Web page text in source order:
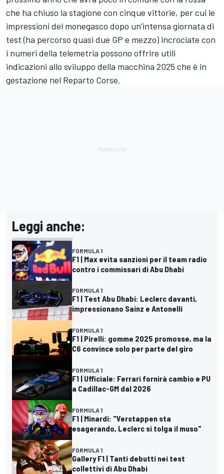
che ha chiuso la stagione con cinque vittorie, per cui le
impressioni del monegasco dopo un’intensa giornata di
test (ha percorso quasi due GP e mezzo) incrociate con
i numeri della telemetria possono offrire utili
indicazioni allo sviluppo della macchina 2025 che è in
gestazione nel Reparto Corse.
Leggi anche:
FORMULA 1
F1 | Max evita sanzioni per il team radio
contro i commissari di Abu Dhabi
FORMULA 1
F1 | Test Abu Dhabi: Leclerc davanti,
impressionano Sainz e Antonelli
FORMULA 1
F1 | Pirelli: gomme 2025 promosse, ma la
C6 convince solo per parte del giro
FORMULA 1
F1 | Ufficiale: Ferrari fornirà cambio e PU
a Cadillac-GM dal 2026
FORMULA 1
F1 | Minardi: "Verstappen sta
esagerando, Leclerc si tolga il muso"
FORMULA 1
Gallery F1 | Tanti debutti nei test
collettivi di Abu Dhabi